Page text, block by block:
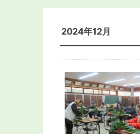
2024年12月